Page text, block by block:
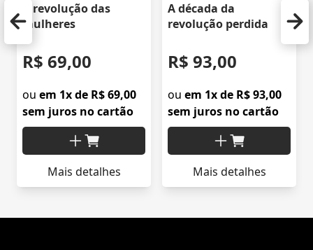
A revolução das
mulheres
R$ 69,00
ou em 1x de R$ 69,00
sem juros no cartão
Mais detalhes
A década da
revolução perdida
R$ 93,00
ou em 1x de R$ 93,00
sem juros no cartão
Mais detalhes